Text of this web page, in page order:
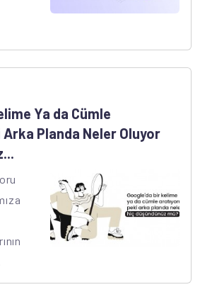
Ya da Cümle
Planda Neler Oluyor